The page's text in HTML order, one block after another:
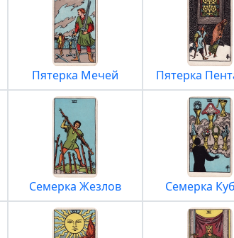
Пятерка Мечей Пятерка
Семерка Жезлов Семерка